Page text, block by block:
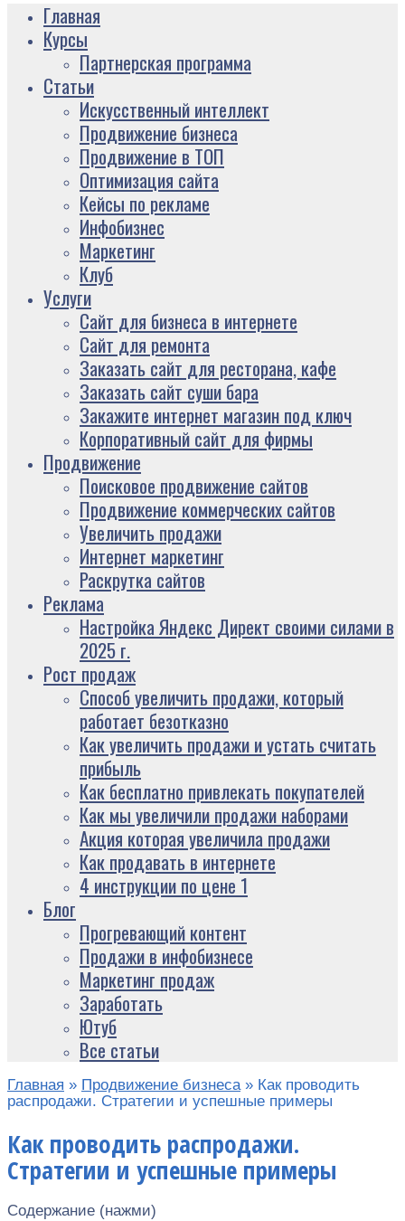
Главная
Курсы
Партнерская программа
Статьи
Искусственный интеллект
Продвижение бизнеса
Продвижение в ТОП
Оптимизация сайта
Кейсы по рекламе
Инфобизнес
Маркетинг
Клуб
Услуги
Сайт для бизнеса в интернете
Сайт для ремонта
Заказать сайт для ресторана, кафе
Заказать сайт суши бара
Закажите интернет магазин под ключ
Корпоративный сайт для фирмы
Продвижение
Поисковое продвижение сайтов
Продвижение коммерческих сайтов
Увеличить продажи
Интернет маркетинг
Раскрутка сайтов
Реклама
Настройка Яндекс Директ своими силами в
2025 г.
Рост продаж
Способ увеличить продажи, который
работает безотказно
Как увеличить продажи и устать считать
прибыль
Как бесплатно привлекать покупателей
Как мы увеличили продажи наборами
Акция которая увеличила продажи
Как продавать в интернете
4 инструкции по цене 1
Блог
Прогревающий контент
Продажи в инфобизнесе
Маркетинг продаж
Заработать
Ютуб
Все статьи
Главная » Продвижение бизнеса » Как проводить
распродажи. Стратегии и успешные примеры
Как проводить распродажи.
Стратегии и успешные примеры
Содержание (нажми)